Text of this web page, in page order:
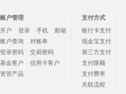
账户管理
开户
登录 手机
邮箱
账户查询
对账单
登录密码
交易密码
基金客户
信用卡客户
资管产品
支付方式
银行卡支付
现金宝支付
第三方支付
支付限额
支付费率
关联流程